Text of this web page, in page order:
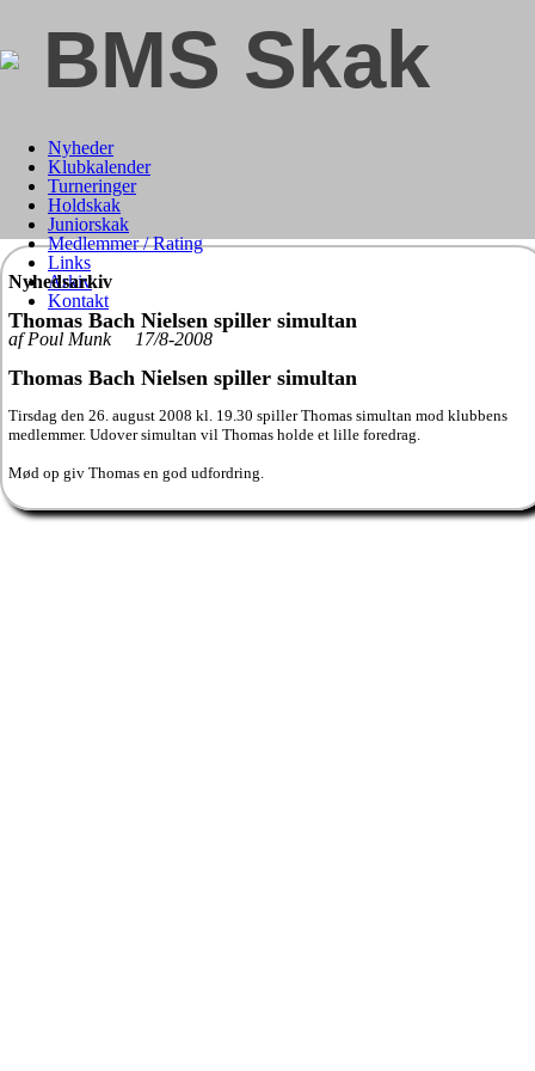
BMS Skak
Nyheder
Klubkalender
Turneringer
Holdskak
Juniorskak
Medlemmer / Rating
Links
Arkiv
Kontakt
Nyhedsarkiv
Thomas Bach Nielsen spiller simultan
af Poul Munk 17/8-2008
Thomas Bach Nielsen spiller simultan
Tirsdag den 26. august 2008 kl. 19.30 spiller Thomas simultan mod klubbens
medlemmer. Udover simultan vil Thomas holde et lille foredrag.
Mød op giv Thomas en god udfordring.